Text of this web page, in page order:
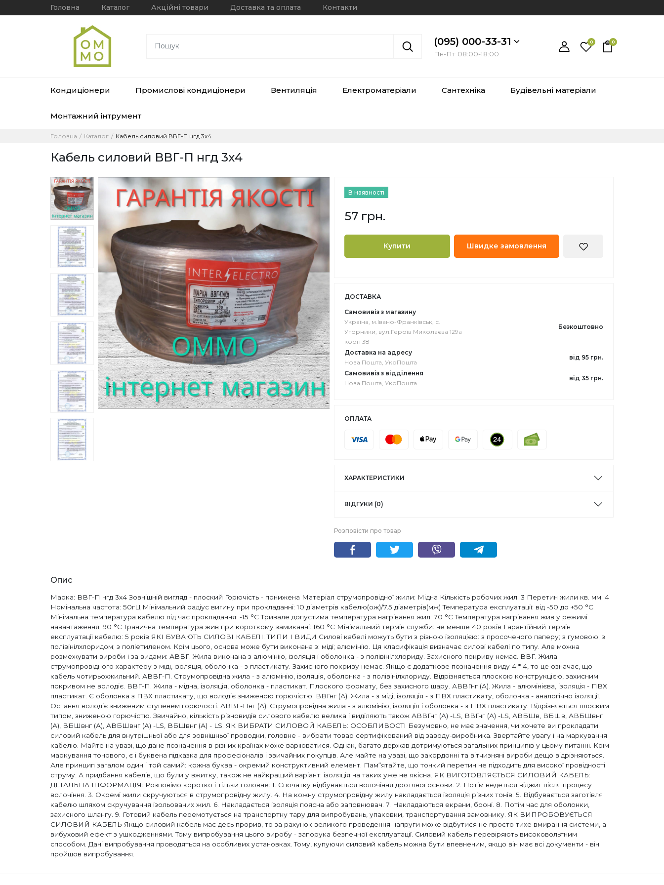
Головна Каталог Акційні товари Доставка та оплата Контакти
(095) 000-33-31
Пн-Пт 08:00-18:00
0 0
Кондиціонери Промислові кондиціонери Вентиляція Електроматеріали Сантехніка Будівельні матеріали
Монтажний інтрумент
Головна Каталог Кабель силовий ВВГ-П нгд 3х4
Кабель силовий ВВГ-П нгд 3х4
В наявності
57 грн.
Купити Швидке замовлення
ДОСТАВКА
Самовивіз з магазину
Україна, м.Івано-Франківськ, с.
Угорники, вул.Героїв Миколаєва 129а
корп 38
Безкоштовно
Доставка на адресу
Нова Пошта, УкрПошта
від 95 грн.
Самовивіз з відділення
Нова Пошта, УкрПошта
від 35 грн.
ОПЛАТА
ХАРАКТЕРИСТИКИ
ВІДГУКИ (0)
Розповісти про товар
Опис
Марка: ВВГ-П нгд 3х4 Зовнішній вигляд - плоский Горючість - понижена Матеріал струмопровідної жили: Мідна Кількість робочих жил: 3 Перетин жили кв. мм: 4
Номінальна частота: 50гЦ Мінімальний радіус вигину при прокладанні: 10 діаметрів кабелю(ож)/7.5 діаметрів(мж) Температура експлуатації: від -50 до +50 °С
Мінімальна температура кабелю під час прокладання: -15 °С Тривале допустима температура нагрівання жил: 70 °С Температура нагрівання жив у режимі
навантаження: 90 °С Гранична температура жив при короткому замиканні: 160 °С Мінімальний термін служби: не менше 40 років Гарантійний термін
експлуатації кабелю: 5 років ЯКІ БУВАЮТЬ СИЛОВІ КАБЕЛІ: ТИПИ І ВИДИ Силові кабелі можуть бути з різною ізоляцією: з просоченого паперу; з гумовою; з
полівінілхлоридом; з поліетиленом. Крім цього, основа може бути виконана з: міді; алюмінію. Ця класифікація визначає силові кабелі по типу. Але можна
розмежувати вироби і за видами: АВВГ. Жила виконана з алюмінію, ізоляція і оболонка - з полівінілхлориду. Захисного покриву немає. ВВГ. Жила
струмопровідного характеру з міді, ізоляція, оболонка - з пластикату. Захисного покриву немає. Якщо є додаткове позначення виду 4 * 4, то це означає, що
кабель чотирьохжильний. АВВГ-П. Струмопровідна жила - з алюмінію, ізоляція, оболонка - з полівінілхлориду. Відрізняється плоскою конструкцією, захисним
покривом не володіє. ВВГ-П. Жила - мідна, ізоляція, оболонка - пластикат. Плоского формату, без захисного шару. АВВГнг (А). Жила - алюмінієва, ізоляція - ПВХ
пластикат. Є оболонка з ПВХ пластикату, що володіє зниженою горючістю. ВВГнг (А). Жила - з міді, ізоляція - з ПВХ пластикату, оболонка - аналогічно ізоляції.
Остання володіє зниженим ступенем горючості. АВВГ-Пнг (А). Струмопровідна жила - з алюмінію, ізоляція і оболонка - з ПВХ пластикату. Відрізняється плоским
типом, зниженою горючістю. Звичайно, кількість різновидів силового кабелю велика і виділяють також АВВГнг (А) -LS, ВВГнг (А) -LS, АВБШв, ВБШв, АВБШвнг
(А), ВБШвнг (А), АВБШвнг (А) -LS, ВБШвнг (А) - LS. ЯК ВИБРАТИ СИЛОВОЙ КАБЕЛЬ: ОСОБЛИВОСТІ Безумовно, не має значення, чи хочете ви прокладати
силовий кабель для внутрішньої або для зовнішньої проводки, головне - вибрати товар сертифікований від заводу-виробника. Звертайте увагу і на маркування
кабелю. Майте на увазі, що дане позначення в різних країнах може варіюватися. Однак, багато держав дотримуються загальних принципів у цьому питанні. Крім
маркування тонового, є і буквена підказка для професіоналів і звичайних покупців. Але майте на увазі, що закордонні та вітчизняні вироби дещо відрізняються.
Але принцип загалом один і той самий: кожна буква - окремий конструктивний елемент. Пам“ятайте, що тонкий перетин не підходить для високої провідності
струму. А придбання кабелів, що були у вжитку, також не найкращий варіант: ізоляція на таких уже не якісна. ЯК ВИГОТОВЛЯЄТЬСЯ СИЛОВИЙ КАБЕЛЬ:
ДЕТАЛЬНА ІНФОРМАЦІЯ: Розповімо коротко і тільки головне: 1. Спочатку відбувається волочіння дротяної основи. 2. Потім ведеться віджиг після процесу
волочіння. 3. Окремі жили скручуються в струмопровідну жилу. 4. На кожну струмопровідну жилу накладається ізоляція різних тонів. 5. Відбувається заготівля
кабелю шляхом скручування ізольованих жил. 6. Накладається ізоляція поясна або заповнювач. 7. Накладаються екрани, броні. 8. Потім час для оболонки,
захисного шлангу. 9. Готовий кабель перемотується на транспортну тару для випробувань, упаковки, транспортування замовнику. ЯК ВИПРОБОВУЄТЬСЯ
СИЛОВИЙ КАБЕЛЬ Якщо силовий кабель має десь прорив, то за рахунок великого проведення напруги може відбутися не просто тихе вмирання системи, а
вибуховий ефект з ушкодженнями. Тому випробування цього виробу - запорука безпечної експлуатації. Силовий кабель перевіряють високовольтним
способом. Дані випробування проводяться на особливих установках. Тому, купуючи силовий кабель можна бути впевненим, якщо він має всі документи - він
пройшов випробування.